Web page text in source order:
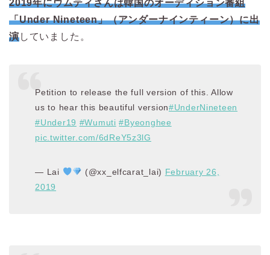
2019年にウムティさんは韓国のオーディション番組
「Under Nineteen」（アンダーナインティーン）に出
演していました。
Petition to release the full version of this. Allow
us to hear this beautiful version#UnderNineteen
#Under19 #Wumuti #Byeonghee
pic.twitter.com/6dReY5z3lG
— Lai (@xx_elfcarat_lai) February 26,
2019